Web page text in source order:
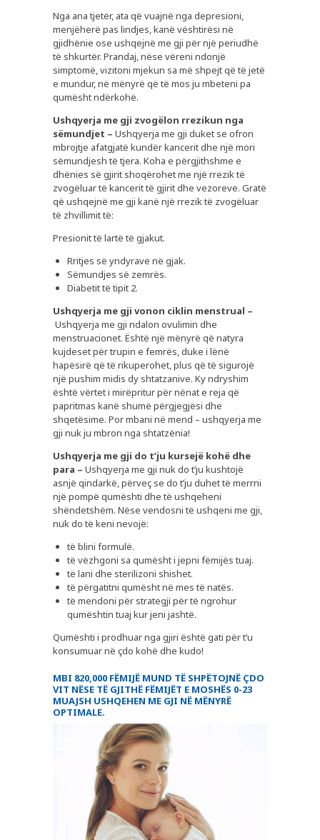
Nga ana tjetër, ata që vuajnë nga depresioni,
menjëherë pas lindjes, kanë vështirësi në
gjidhënie ose ushqejnë me gji për një periudhë
të shkurtër. Prandaj, nëse vëreni ndonjë
simptomë, vizitoni mjekun sa më shpejt që të jetë
e mundur, në mënyrë që të mos ju mbeteni pa
qumësht ndërkohë.
Ushqyerja me gji zvogëlon rrezikun nga
sëmundjet – Ushqyerja me gji duket se ofron
mbrojtje afatgjatë kundër kancerit dhe një mori
sëmundjesh të tjera. Koha e përgjithshme e
dhënies së gjirit shoqërohet me një rrezik të
zvogëluar të kancerit të gjirit dhe vezoreve. Gratë
që ushqejnë me gji kanë një rrezik të zvogëluar
të zhvillimit të:
Presionit të lartë të gjakut.
Rritjes së yndyrave në gjak.
Sëmundjes së zemrës.
Diabetit të tipit 2.
Ushqyerja me gji vonon ciklin menstrual –
Ushqyerja me gji ndalon ovulimin dhe
menstruacionet. Është një mënyrë që natyra
kujdeset për trupin e femrës, duke i lënë
hapësirë që të rikuperohet, plus që të sigurojë
një pushim midis dy shtatzanive. Ky ndryshim
është vërtet i mirëpritur për nënat e reja që
papritmas kanë shumë përgjegjësi dhe
shqetësime. Por mbani në mend – ushqyerja me
gji nuk ju mbron nga shtatzënia!
Ushqyerja me gji do t’ju kursejë kohë dhe
para – Ushqyerja me gji nuk do t’ju kushtojë
asnjë qindarkë, përveç se do t’ju duhet të merrni
një pompë qumështi dhe të ushqeheni
shëndetshëm. Nëse vendosni të ushqeni me gji,
nuk do të keni nevojë:
të blini formulë.
të vëzhgoni sa qumësht i jepni fëmijës tuaj.
të lani dhe sterilizoni shishet.
të përgatitni qumësht në mes të natës.
të mendoni për strategji për të ngrohur
qumështin tuaj kur jeni jashtë.
Qumështi i prodhuar nga gjiri është gati për t’u
konsumuar në çdo kohë dhe kudo!
MBI 820,000 FËMIJË MUND TË SHPËTOJNË ÇDO
VIT NËSE TË GJITHË FËMIJËT E MOSHËS 0-23
MUAJSH USHQEHEN ME GJI NË MËNYRË
OPTIMALE.